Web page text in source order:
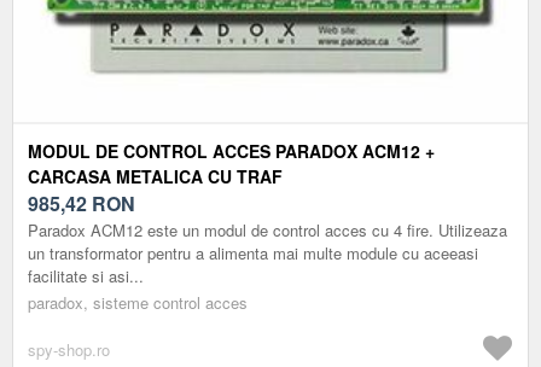
MODUL DE CONTROL ACCES PARADOX ACM12 +
CARCASA METALICA CU TRAF
985,42 RON
Paradox ACM12 este un modul de control acces cu 4 fire. Utilizeaza
un transformator pentru a alimenta mai multe module cu aceeasi
facilitate si asi...
paradox, sisteme control acces
spy-shop.ro